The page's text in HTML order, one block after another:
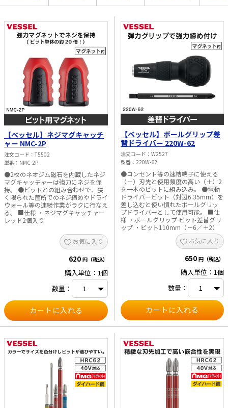
材/機器
電源ケーブル／コネクタ／分電盤／ブレ
ーカ
照明・照明器具
電源タップ・延長コード
スイッチ・コンセント（配線器具）
PF管/FEP管/CD管/情報線保護管
ボックス・ビニル電線管付属品・引き込
みカバー
工具関連
EV充電設備工事関連
感染症関連
その他
e431オリジナル
【ベッセル】ネジマグキャッチ
ャー NMC-2P
注文コード
T5502
型番
NMC-2P
●2枚のネオジム磁石を内蔵したネジ
マグキャッチャーは強力にネジを保
持。 ●ビットとの組み合わせで、狭
く限られた箇所でのネジ締めやドライ
ウォール等の連続作業がラクに行なえ
る。 ■仕様 ・ネジマグキャッチャー
レッド2個入り
お気に入り
620 円（税込）
購入単位：1個
数量：
【ベッセル】ボールグリップ差
替ドライバー 220W-62
注文コード
W2527
型番
220W-62
●コンセント等の速結端子に使える
（－）刃先と使用頻度の高い（＋）2
を一本のビットに組み込み。 ●電動
ドライバービット（対辺6.35mm）を
差し込むと使い慣れたボールグリッ
プドライバーとして使用可能。 ■仕
様 ・ボールグリップ ビット差替グリ
ップ ・ビット110mm（－6／＋2）
お気に入り
650 円（税込）
購入単位：1個
数量：